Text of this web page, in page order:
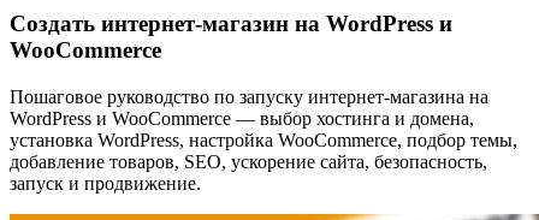
Создать интернет-магазин на WordPress и
WooCommerce
Пошаговое руководство по запуску интернет-магазина на
WordPress и WooCommerce — выбор хостинга и домена,
установка WordPress, настройка WooCommerce, подбор темы,
добавление товаров, SEO, ускорение сайта, безопасность,
запуск и продвижение.